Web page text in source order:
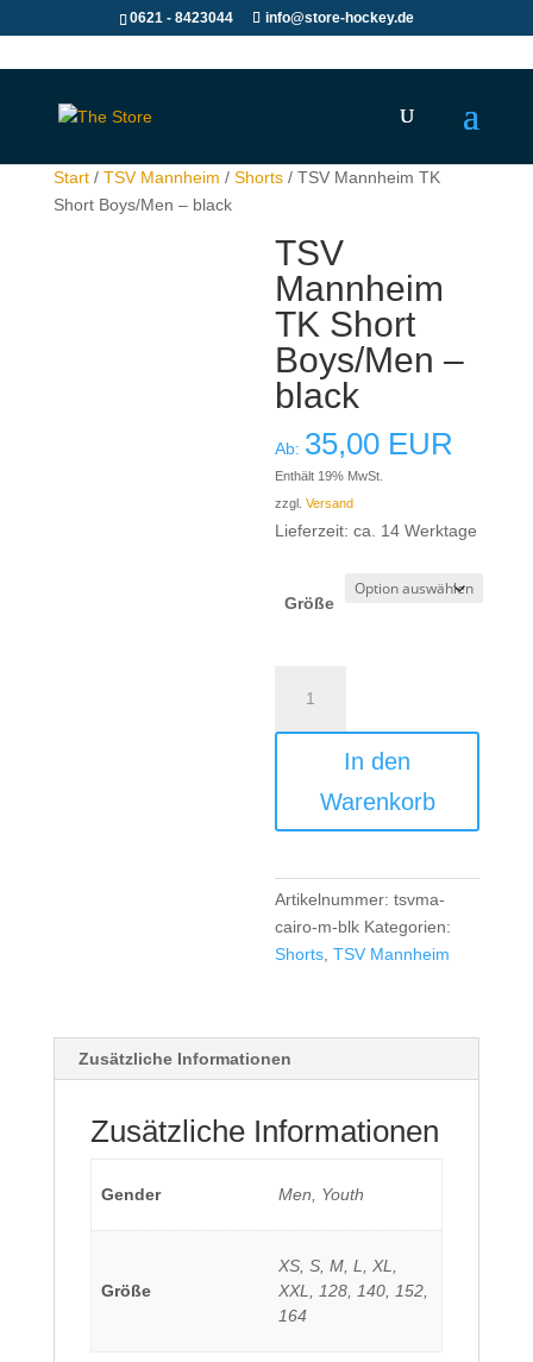
0621 - 8423044 info@store-hockey.de
Start/ TSV Mannheim / Shorts/ TSV Mannheim TK
Short Boys/Men – black
TSV
Mannheim
TK Short
Boys/Men –
black
Ab: 35,00 EUR
Enthält 19% MwSt.
zzgl.Versand
Lieferzeit: ca. 14 Werktage
Größe
Mannheim
TK
In den
Warenkorb
Artikelnummer:tsvma-
cairo-m-blk Kategorien:
Shorts ,TSV Mannheim
Zusätzliche Informationen
Zusätzliche Informationen
Gender Men, Youth
Größe
XS, S, M, L, XL,
XXL, 128, 140, 152,
164